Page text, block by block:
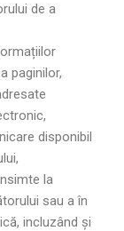
de a
paginilor,
disponibil
la
sau a în
incluzând și